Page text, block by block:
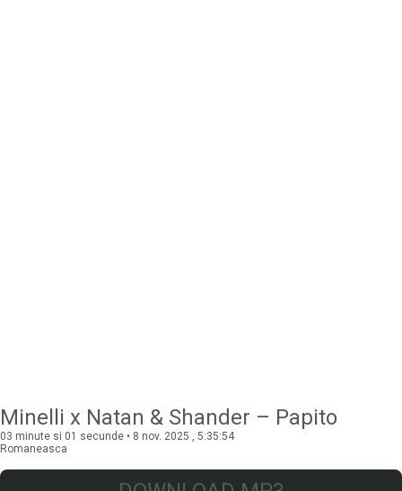
Minelli x Natan & Shander – Papito
03 minute si 01 secunde • 8 nov. 2025 , 5:35:54
Romaneasca